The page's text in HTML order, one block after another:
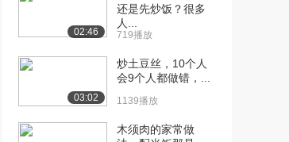
02:46
还是先炒饭？很多
人...
719播放
03:02
炒土豆丝，10个人
会9个人都做错，...
1139播放
木须肉的家常做